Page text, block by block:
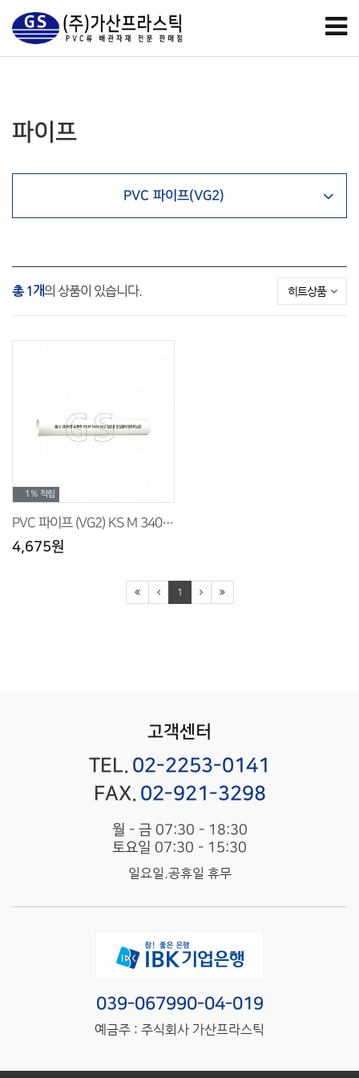
파이프
PVC 파이프(VG2)
총 1개의 상품이 있습니다. 히트상품
1% 적립
PVC 파이프 (VG2) KS M 3404 (백색)
4,675원
1
고객센터
TEL. 02-2253-0141
FAX. 02-921-3298
월 - 금 07:30 - 18:30
토요일 07:30 - 15:30
일요일.공휴일 휴무
039-067990-04-019
예금주 : 주식회사 가산프라스틱